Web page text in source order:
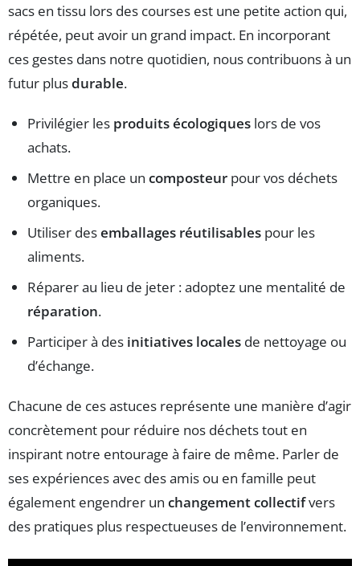
sacs en tissu lors des courses est une petite action qui,
répétée, peut avoir un grand impact. En incorporant
ces gestes dans notre quotidien, nous contribuons à un
futur plusdurable.
Privilégier les produits écologiques lors de vos
achats.
Mettre en place un composteur pour vos déchets
organiques.
Utiliser desemballages réutilisables pour les
aliments.
Réparer au lieu de jeter : adoptez une mentalité de
réparation.
Participer à des initiatives locales de nettoyage ou
d’échange.
Chacune de ces astuces représente une manière d’agir
concrètement pour réduire nos déchets tout en
inspirant notre entourage à faire de même. Parler de
ses expériences avec des amis ou en famille peut
également engendrer un changement collectifvers
des pratiques plus respectueuses de l’environnement.